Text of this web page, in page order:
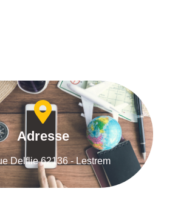
Adresse
Delflie 62136 - Lestrem